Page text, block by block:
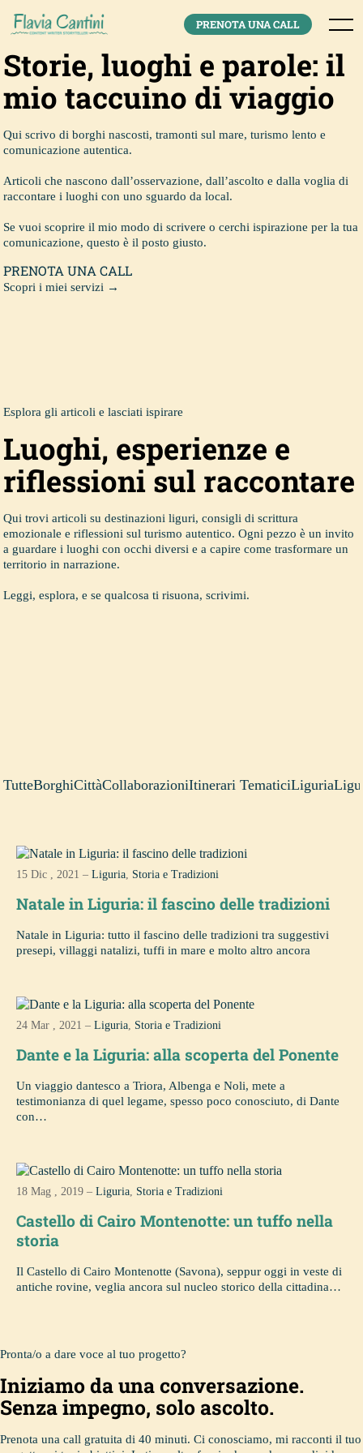
content
Menu
PRENOTA UNA CALL
Storie, luoghi e parole: il
mio taccuino di viaggio
Qui scrivo di borghi nascosti, tramonti sul mare, turismo lento e
comunicazione autentica.
Articoli che nascono dall’osservazione, dall’ascolto e dalla voglia di
raccontare i luoghi con uno sguardo da local.
Se vuoi scoprire il mio modo di scrivere o cerchi ispirazione per la tua
comunicazione, questo è il posto giusto.
PRENOTA UNA CALL
Scopri i miei servizi →
Esplora gli articoli e lasciati ispirare
Luoghi, esperienze e
riflessioni sul raccontare
Qui trovi articoli su destinazioni liguri, consigli di scrittura
emozionale e riflessioni sul turismo autentico. Ogni pezzo è un invito
a guardare i luoghi con occhi diversi e a capire come trasformare un
territorio in narrazione.
Leggi, esplora, e se qualcosa ti risuona, scrivimi.
TutteBorghiCittàCollaborazioniItinerari TematiciLiguria
15 Dic , 2021 –Liguria, Storia e Tradizioni
Natale in Liguria: il fascino delle tradizioni
Natale in Liguria: tutto il fascino delle tradizioni tra suggestivi
presepi, villaggi natalizi, tuffi in mare e molto altro ancora
24 Mar , 2021 –Liguria, Storia e Tradizioni
Dante e la Liguria: alla scoperta del Ponente
Un viaggio dantesco a Triora, Albenga e Noli, mete a
testimonianza di quel legame, spesso poco conosciuto, di Dante
con…
18 Mag , 2019 –Liguria, Storia e Tradizioni
Castello di Cairo Montenotte: un tuffo nella
storia
Il Castello di Cairo Montenotte (Savona), seppur oggi in veste di
antiche rovine, veglia ancora sul nucleo storico della cittadina…
Pronta/o a dare voce al tuo progetto?
Iniziamo da una conversazione.
Senza impegno, solo ascolto.
Prenota una call gratuita di 40 minuti. Ci conosciamo, mi racconti il tuo